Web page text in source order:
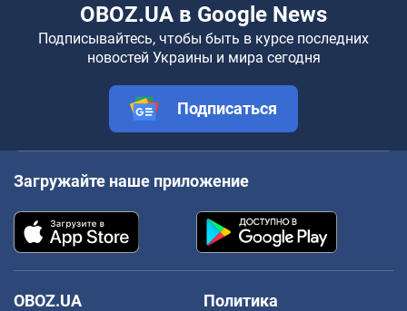
OBOZ.UA в Google News
Подписывайтесь, чтобы быть в курсе последних
новостей Украины и мира сегодня
Подписаться
Загружайте наше приложение
OBOZ.UA
Политика